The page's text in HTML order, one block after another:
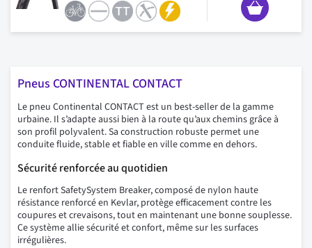
Pneus CONTINENTAL CONTACT
Le pneu Continental CONTACT est un best-seller de la gamme
urbaine. Il s’adapte aussi bien à la route qu’aux chemins grâce à
son profil polyvalent. Sa construction robuste permet une
conduite fluide, stable et fiable en ville comme en dehors.
Sécurité renforcée au quotidien
Le renfort SafetySystem Breaker, composé de nylon haute
résistance renforcé en Kevlar, protège efficacement contre les
coupures et crevaisons, tout en maintenant une bonne souplesse.
Ce système allie sécurité et confort, même sur les surfaces
irrégulières.